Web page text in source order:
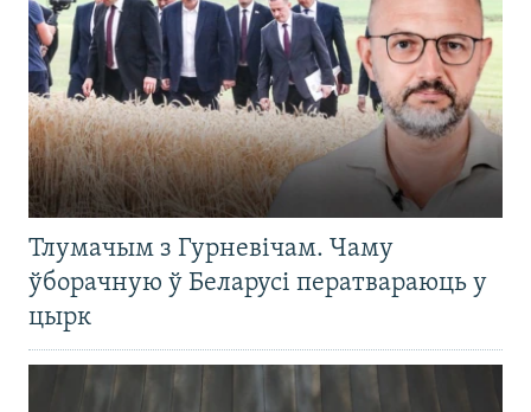
Тлумачым з Гурневічам. Чаму
ўборачную ў Беларусі ператвараюць у
цырк